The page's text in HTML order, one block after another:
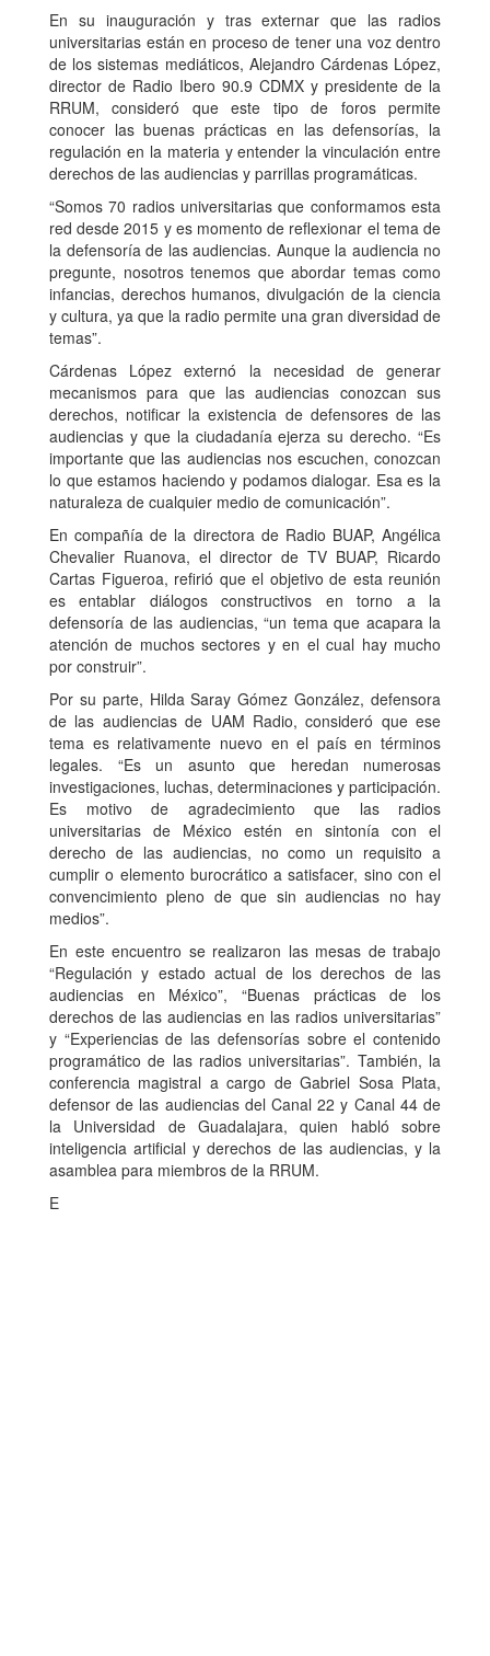
En su inauguración y tras externar que las radios
universitarias están en proceso de tener una voz dentro
de los sistemas mediáticos, Alejandro Cárdenas López,
director de Radio Ibero 90.9 CDMX y presidente de la
RRUM, consideró que este tipo de foros permite
conocer las buenas prácticas en las defensorías, la
regulación en la materia y entender la vinculación entre
derechos de las audiencias y parrillas programáticas.
“Somos 70 radios universitarias que conformamos esta
red desde 2015 y es momento de reflexionar el tema de
la defensoría de las audiencias. Aunque la audiencia no
pregunte, nosotros tenemos que abordar temas como
infancias, derechos humanos, divulgación de la ciencia
y cultura, ya que la radio permite una gran diversidad de
temas”.
Cárdenas López externó la necesidad de generar
mecanismos para que las audiencias conozcan sus
derechos, notificar la existencia de defensores de las
audiencias y que la ciudadanía ejerza su derecho. “Es
importante que las audiencias nos escuchen, conozcan
lo que estamos haciendo y podamos dialogar. Esa es la
naturaleza de cualquier medio de comunicación”.
En compañía de la directora de Radio BUAP, Angélica
Chevalier Ruanova, el director de TV BUAP, Ricardo
Cartas Figueroa, refirió que el objetivo de esta reunión
es entablar diálogos constructivos en torno a la
defensoría de las audiencias, “un tema que acapara la
atención de muchos sectores y en el cual hay mucho
por construir”.
Por su parte, Hilda Saray Gómez González, defensora
de las audiencias de UAM Radio, consideró que ese
tema es relativamente nuevo en el país en términos
legales. “Es un asunto que heredan numerosas
investigaciones, luchas, determinaciones y participación.
Es motivo de agradecimiento que las radios
universitarias de México estén en sintonía con el
derecho de las audiencias, no como un requisito a
cumplir o elemento burocrático a satisfacer, sino con el
convencimiento pleno de que sin audiencias no hay
medios”.
En este encuentro se realizaron las mesas de trabajo
“Regulación y estado actual de los derechos de las
audiencias en México”, “Buenas prácticas de los
derechos de las audiencias en las radios universitarias”
y “Experiencias de las defensorías sobre el contenido
programático de las radios universitarias”. También, la
conferencia magistral a cargo de Gabriel Sosa Plata,
defensor de las audiencias del Canal 22 y Canal 44 de
la Universidad de Guadalajara, quien habló sobre
inteligencia artificial y derechos de las audiencias, y la
asamblea para miembros de la RRUM.
E